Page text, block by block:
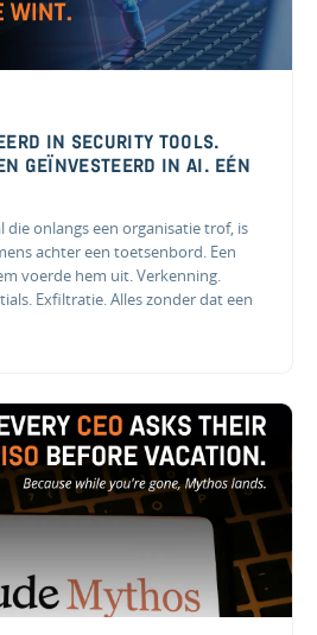
IN SECURITY TOOLS.
GEÏNVESTEERD IN AI. EÉN
die onlangs een organisatie trof, is
achter een toetsenbord. Een
voerde hem uit. Verkenning.
Exfiltratie. Alles zonder dat een